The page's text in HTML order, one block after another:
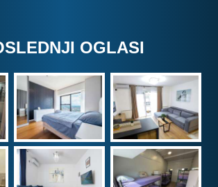
OGLASI